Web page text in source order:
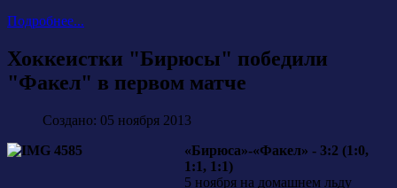
Подробнее...
Хоккеистки "Бирюсы" победили
"Факел" в первом матче
Создано: 05 ноября 2013
«Бирюса»-«Факел» - 3:2 (1:0,
1:1, 1:1)
5 ноября на домашнем льду